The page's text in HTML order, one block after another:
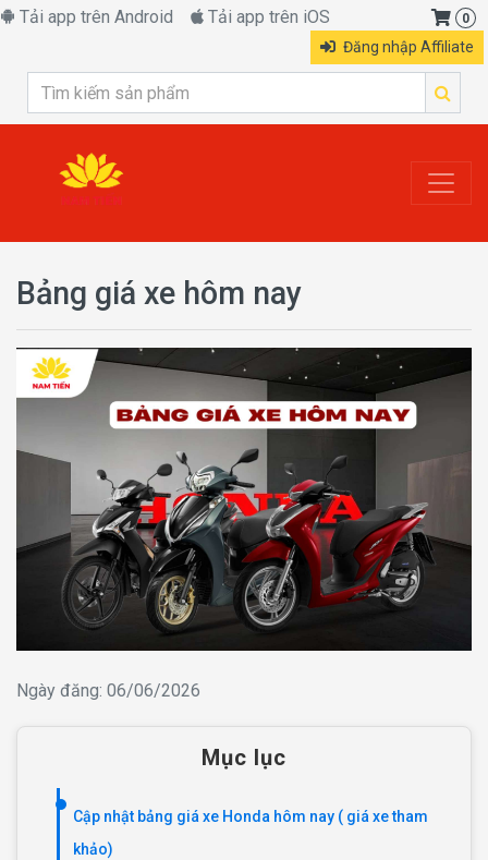
Tải app trên Android Tải app trên iOS
Đăng nhập Affiliate
0
Bảng giá xe hôm nay
Ngày đăng: 06/06/2026
Mục lục
Cập nhật bảng giá xe Honda hôm nay ( giá xe tham
khảo)